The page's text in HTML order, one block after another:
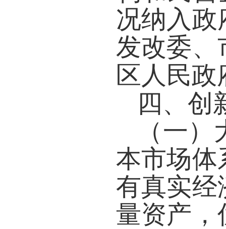
况纳入政
发改委、
区人民政
四、创
（一
本市场体
有真实经
量资产，